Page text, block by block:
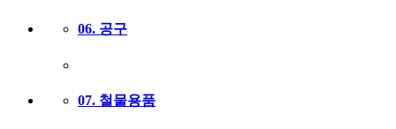
06. 공구
07. 철물용품